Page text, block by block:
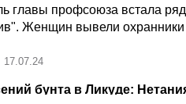
главы профсоюза встала
Женщин вывели охранники
17.07.24